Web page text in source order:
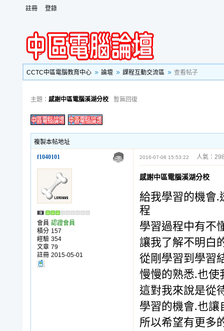
註冊 登錄
CCTC中區電腦教育中心 論壇 課程互動交流區 查看帖子
主題： 感謝中區電腦溪湖分校 暫無回復
複製本帖地址
f1040101 2016-07-08 15:53:22 人氣：
會員 認證會員
積分 157
經驗 354
文章 79
註冊 2015-05-01
感謝中區電腦溪湖分校
給我學習的機會.
程
學習過程中有不
讓我了解不明白
從剛學習到學習
慢慢的熟悉.也使
這對我來說是從
學習的機會.也讓
所以希望有更多